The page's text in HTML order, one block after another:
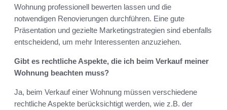
Wohnung professionell bewerten lassen und die
notwendigen Renovierungen durchführen. Eine gute
Präsentation und gezielte Marketingstrategien sind ebenfalls
entscheidend, um mehr Interessenten anzuziehen.
Gibt es rechtliche Aspekte, die ich beim Verkauf meiner
Wohnung beachten muss?
Ja, beim Verkauf einer Wohnung müssen verschiedene
rechtliche Aspekte berücksichtigt werden, wie z.B. der